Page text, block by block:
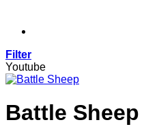
Filter
Youtube
Battle Sheep